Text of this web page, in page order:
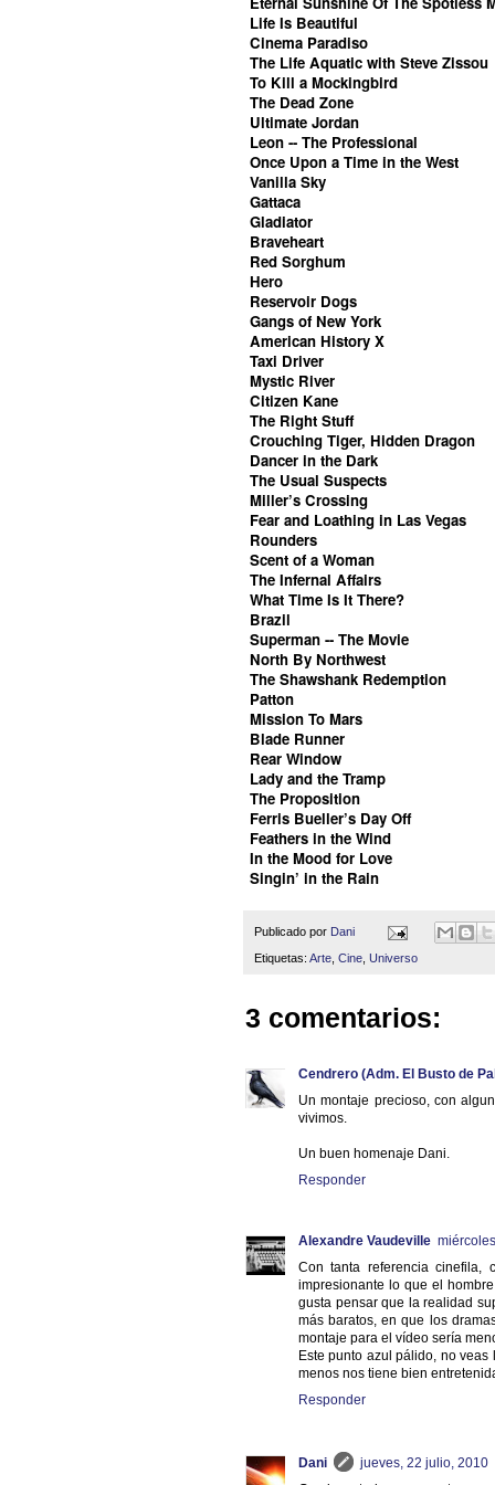
Life Is Beautiful
Cinema Paradiso
The Life Aquatic with Steve Zissou
To Kill a Mockingbird
The Dead Zone
Ultimate Jordan
Leon -- The Professional
Once Upon a Time in the West
Vanilla Sky
Gattaca
Gladiator
Braveheart
Red Sorghum
Hero
Reservoir Dogs
Gangs of New York
American History X
Taxi Driver
Mystic River
Citizen Kane
The Right Stuff
Crouching Tiger, Hidden Dragon
Dancer in the Dark
The Usual Suspects
Miller’s Crossing
Fear and Loathing in Las Vegas
Rounders
Scent of a Woman
The Infernal Affairs
What Time Is It There?
Brazil
Superman -- The Movie
North By Northwest
The Shawshank Redemption
Patton
Mission To Mars
Blade Runner
Rear Window
Lady and the Tramp
The Proposition
Ferris Bueller’s Day Off
Feathers in the Wind
In the Mood for Love
Singin’ in the Rain
Publicado por Dani
Etiquetas: Arte Cine Universo
3 comentarios:
Cendrero (Adm. El Busto de
Un montaje precioso, con
vivimos.
Un buen homenaje Dani.
Responder
Alexandre Vaudeville
Con tanta referencia cinefila,
impresionante lo que el
gusta pensar que la realidad
más baratos, en que los
montaje para el vídeo sería
Este punto azul pálido, no
menos nos tiene bien
Responder
Dani
jueves, 22 julio, 2010